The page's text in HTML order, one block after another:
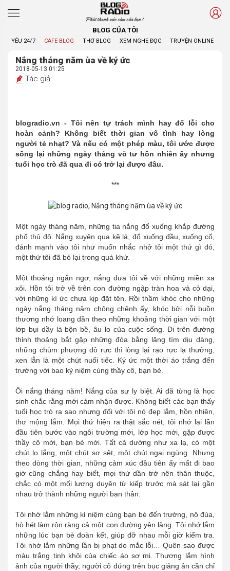
Phát thanh xúc cảm của bạn !
BLOG CỦA TÔI
YÊU 24/7 CAFE BLOG THƠ BLOG XEM NGHE ĐỌC TRUYỆN ONLINE
Nắng tháng năm ùa về ký ức
2018-05-13 01:25
Tác giả:
blogradio.vn - Tôi nên tự trách mình hay đổ lỗi cho
hoàn cảnh? Không biết thời gian vô tình hay lòng
người tẻ nhạt? Và nếu có một phép màu, tôi ước được
sống lại những ngày tháng vô tư hồn nhiên ấy nhưng
tuổi học trò đã qua đi có trở lại được đâu.
***
Một ngày tháng năm, những tia nắng đổ xuống khắp đường
phố thủ đô. Nắng xuyên qua kẽ lá, đổ xuống đầu, xuống cổ,
đánh mạnh vào tôi như muốn nhắc nhở tôi một thứ gì đó,
một thứ tôi đã bỏ lại trong quá khứ.
Một thoáng ngẩn ngơ, nắng đưa tôi về với những miền xa
xôi. Hồn tôi trở về trên con đường ngập tràn hoa và cỏ dại,
với những kí ức chưa kịp đặt tên. Rồi thầm khóc cho những
ngày nắng tháng năm chông chênh ấy, khóc bởi nỗi buồn
thương nhớ loang dần theo những khoảng thời gian với một
lớp bụi dầy là bộn bề, âu lo của cuộc sống. Đi trên đường
thỉnh thoảng bắt gặp những đóa bằng lăng tím dịu dàng,
những chùm phượng đỏ rực thì lòng lại rạo rực lạ thường,
xen lẫn là một chút nuối tiếc. Ký ức một thời áo trắng đến
trường với bao kỷ niệm cùng thầy cô, bạn bè.
Ôi nắng tháng năm! Nắng của sự ly biệt. Ai đã từng là học
sinh chắc rằng mới cảm nhận được. Không biết các bạn thấy
tuổi học trò ra sao nhưng đối với tôi nó đẹp lắm, hồn nhiên,
thơ mộng lắm. Mọi thứ hiện ra thật sắc nét, tôi nhớ lại lần
đầu tiên bước vào ngôi trường mới, lớp học mới, gặp được
thầy cô mới, bạn bè mới. Tất cả dường như xa lạ, có một
chút lo lắng, một chút sợ sệt, một chút ngại ngùng. Nhưng
theo dòng thời gian, những cảm xúc đầu tiên ấy mất đi bao
giờ cũng chẳng hay biết, mọi thứ dần trở nên thân thuộc,
chắc có một mối lương duyên từ kiếp trước mà sát lại gần
nhau trở thành những người bạn thân.
Tôi nhớ lắm những kỉ niệm cùng bạn bè đến trường, nô đùa,
hò hét làm rộn ràng cả một con đường yên lặng. Tôi nhớ lắm
những lúc bạn bè đoàn kết, giúp đỡ nhau mỗi giờ kiểm tra.
Tôi nhớ lắm những lần bị phạt do mắc lỗi… Quên sao được
màu trắng tinh khôi của chiếc áo sơ mi. Thương lắm hình
ảnh của người thầy, người cô đứng trên bục giảng ân cần chỉ